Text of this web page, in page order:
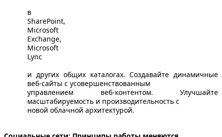
в
SharePoint,
Microsoft
Exchange,
Microsoft
Lync
и других общих каталогах. Создавайте динамичные
веб-сайты с усовершенствованным
управлением веб-контентом. Улучшайте
масштабируемость и производительность с
новой облачной архитектурой.